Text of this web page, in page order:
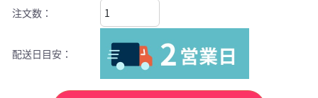
注文数：
配送日目安：